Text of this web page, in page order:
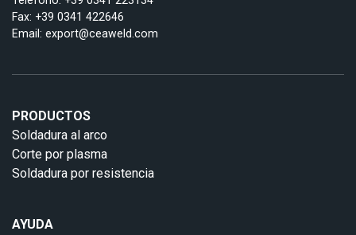
Fax: +39 0341 422646
Email: export@ceaweld.com
PRODUCTOS
Soldadura al arco
Corte por plasma
Soldadura por resistencia
AYUDA